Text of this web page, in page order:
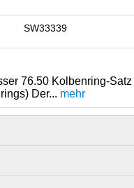
SW33339
76.50 Kolbenring-
Der... mehr